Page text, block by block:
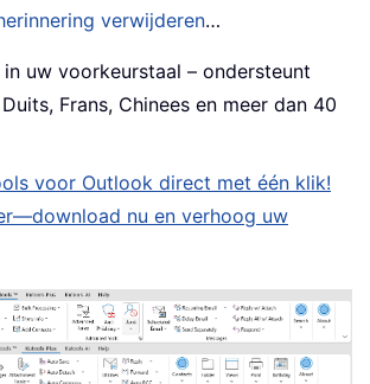
verwijderen…
uw voorkeurstaal – ondersteunt
Frans, Chinees en meer dan 40
voor Outlook direct met één klik!
nu en verhoog uw